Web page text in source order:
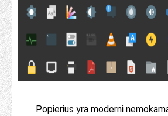
Popierius yra moderni